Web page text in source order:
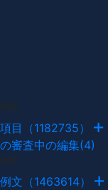
項目（1182735）
の審査中の編集(4)
例文（1463614）